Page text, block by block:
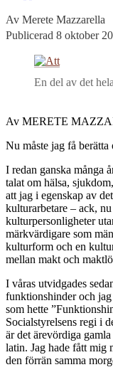
Av Merete Mazzarella
Publicerad 8 oktober
En del av det
Av MERETE
Nu måste jag få berätta
I redan ganska många
talat om hälsa,
att jag i egenskap av
kulturarbetare – ack,
kulturpersonligheter
märkvärdigare som
kulturform och en
mellan makt och
I våras utvidgades
funktionshinder och
som hette
Socialstyrelsens regi i
är det ärevördiga
latin. Jag hade fått mig
den förrän samma